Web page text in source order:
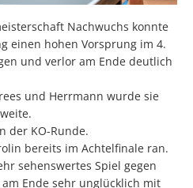
Nachwuchs konnte
einen hohen Vorsprung im 4.
und verlor am Ende deutlich
und Herrmann wurde sie
der KO-Runde.
bereits im Achtelfinale ran.
sehenswertes Spiel gegen
Ende sehr unglücklich mit